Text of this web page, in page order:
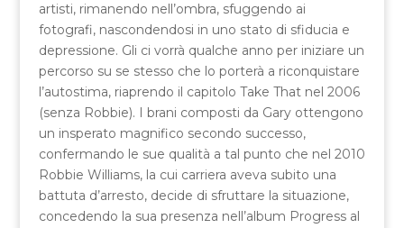
artisti, rimanendo nell’ombra, sfuggendo ai
fotografi, nascondendosi in uno stato di sfiducia e
depressione. Gli ci vorrà qualche anno per iniziare un
percorso su se stesso che lo porterà a riconquistare
l’autostima, riaprendo il capitolo Take That nel 2006
(senza Robbie). I brani composti da Gary ottengono
un insperato magnifico secondo successo,
confermando le sue qualità a tal punto che nel 2010
Robbie Williams, la cui carriera aveva subito una
battuta d’arresto, decide di sfruttare la situazione,
concedendo la sua presenza nell’album Progress al